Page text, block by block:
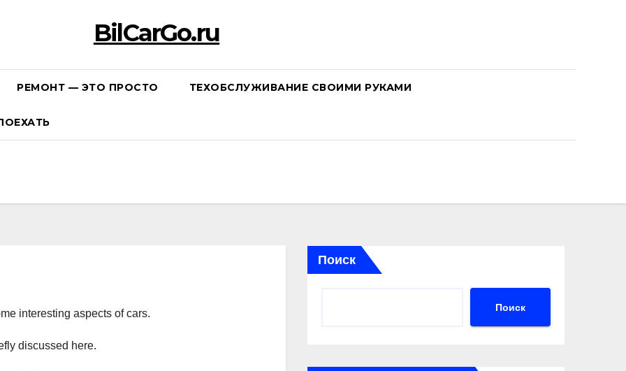
BilCarGo.ru
РЕМОНТ — ЭТО ПРОСТО ТЕХОБСЛУЖИВАНИЕ СВОИМИ РУКАМИ
interesting aspects of cars.
discussed here.
Поиск
Поиск